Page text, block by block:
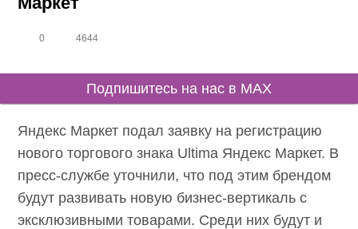
0 4644
Подпишитесь на нас в MAX
Яндекс Маркет подал заявку на регистрацию
нового торгового знака Ultima Яндекс Маркет. В
пресс-службе уточнили, что под этим брендом
будут развивать новую бизнес-вертикаль с
эксклюзивными товарами. Среди них будут и